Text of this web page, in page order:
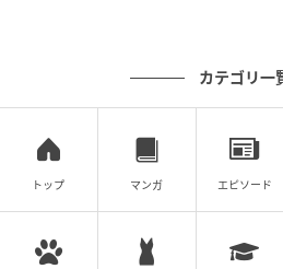
マイナビウーマン
さらに伝統的でアイコニック
にしました。ユニークな手書
カテゴリ一
トップ マンガ エピソード